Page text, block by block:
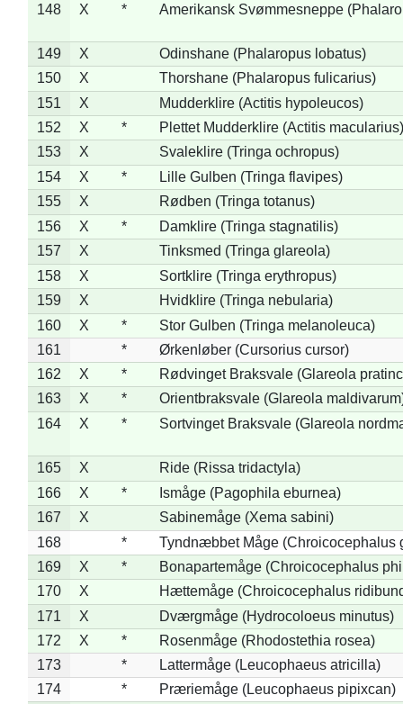
148
X * Amerikansk Svømmesneppe
149 X
Odinshane (Phalaropus lobatus)
150
X
Thorshane (Phalaropus fulicarius)
151
X
Mudderklire (Actitis hypoleucos)
152
X *
Plettet Mudderklire (Actitis macularius)
153
X
Svaleklire (Tringa ochropus)
154
X *
Lille Gulben (Tringa flavipes)
155
X
Rødben (Tringa totanus)
156
X *
Damklire (Tringa stagnatilis)
157
X
Tinksmed (Tringa glareola)
158
X
Sortklire (Tringa erythropus)
159
X
Hvidklire (Tringa nebularia)
160
X *
Stor Gulben (Tringa melanoleuca)
161
*
Ørkenløber (Cursorius cursor)
162
X *
Rødvinget Braksvale (Glareola
163
X *
Orientbraksvale (Glareola
164
X * Sortvinget Braksvale (Glareola
165 X
Ride (Rissa tridactyla)
166
X *
Ismåge (Pagophila eburnea)
167
X
Sabinemåge (Xema sabini)
168
*
Tyndnæbbet Måge (Chroicocephalus
169
X *
Bonapartemåge (Chroicocephalus
170
X
Hættemåge (Chroicocephalus
171
X
Dværgmåge (Hydrocoloeus minutus)
172
X *
Rosenmåge (Rhodostethia rosea)
173
*
Lattermåge (Leucophaeus atricilla)
174
*
Præriemåge (Leucophaeus pipixcan)